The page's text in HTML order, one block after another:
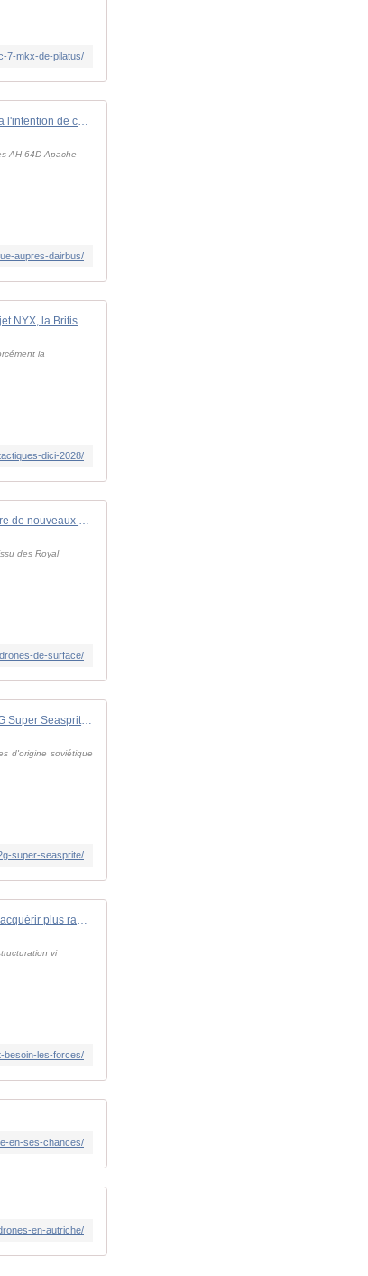
7-mkx-de-pilatus/
L'Allemagne a l'intention de commander vingt hélicoptères légers d'attaque de plus auprès d'Airbus - Zone Militaire
AH-64D Apache
aupres-dairbus/
Avec le projet NYX, la British Army va doter ses hélicoptères d'attaque de drones tactiques d'ici 2028 - Zone Militaire
la
dici-2028/
La Royal Navy élabore de nouveaux concepts opérationnels avec des drones de surface - Zone Militaire
des Royal
de-surface/
La Pologne a retiré du service ses SH-2G Super Seasprite. - avionslegendaires.net
d'origine soviétique
super-seasprite/
Le Pentagone doit acquérir plus rapidement et à coûts maîtrisés les équipements dont ont besoin les forces
vi
besoin-les-forces/
en-ses-chances/
en-autriche/